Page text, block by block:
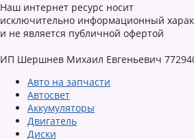
Наш интернет ресурс носит
исключительно информационный
и не является публичной офертой
ИП Шершнев Михаил Евгеньевич
Авто на запчасти
Автосвет
Аккумуляторы
Двигатель
Диски